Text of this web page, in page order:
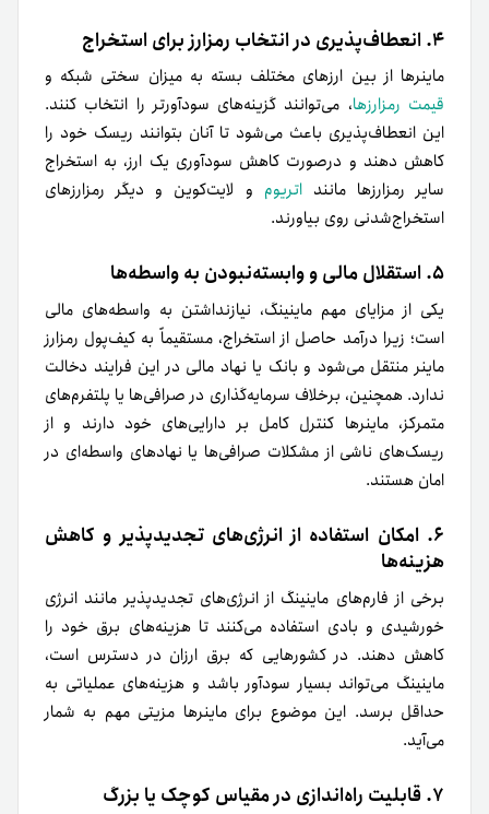
۴. انعطاف‌پذیری در انتخاب رمزارز برای استخراج
ماینرها از بین ارزهای مختلف بسته به میزان سختی شبکه و
قیمت رمزارزها، می‌توانند گزینه‌های سودآورتر را انتخاب کنند.
این انعطاف‌پذیری باعث می‌شود تا آنان بتوانند ریسک خود را
کاهش دهند و درصورت کاهش سودآوری یک ارز، به استخراج
سایر رمزارزها ماننداتریوم و لایت‌کوین و دیگر رمزارزهای
استخراج‌شدنی روی بیاورند.
۵. استقلال مالی و وابسته‌نبودن به واسطه‌ها
یکی از مزایای مهم‌ ماینینگ، نیازنداشتن به واسطه‌های مالی
است؛ زیرا درآمد حاصل از استخراج، مستقیماً به کیف‌پول رمزارز
ماینر منتقل می‌شود و بانک یا نهاد مالی در این فرایند دخالت
ندارد. همچنین، برخلاف سرمایه‌گذاری در صرافی‌ها یا پلتفرم‌های
متمرکز، ماینرها کنترل کامل بر دارایی‌های خود دارند و از
ریسک‌های ناشی از مشکلات صرافی‌ها یا نهادهای واسطه‌ای در
امان هستند.
۶. امکان استفاده از انرژی‌های تجدیدپذیر و کاهش
هزینه‌ها
برخی از فارم‌های ماینینگ از انرژی‌های تجدیدپذیر مانند انرژی
خورشیدی و بادی استفاده می‌کنند تا هزینه‌های برق خود را
کاهش دهند. در کشورهایی که برق ارزان در دسترس است،
ماینینگ می‌تواند بسیار سودآور باشد و هزینه‌های عملیاتی به
حداقل برسد. این موضوع برای ماینرها مزیتی مهم به شمار
می‌آید.
۷. قابلیت راه‌اندازی در مقیاس کوچک یا بزرگ